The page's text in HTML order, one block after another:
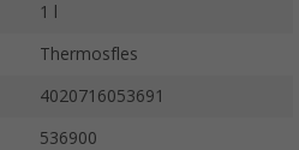
1 l
Thermosfles
4020716053691
536900